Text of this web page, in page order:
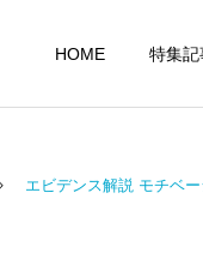
HOME 特集記
エビデンス解説 モチベ